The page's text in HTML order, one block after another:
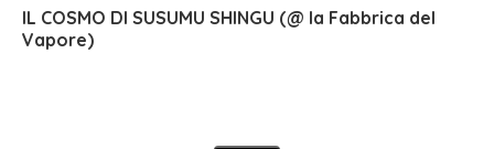
IL COSMO DI SUSUMU SHINGU (@ la Fabbrica del
Vapore)